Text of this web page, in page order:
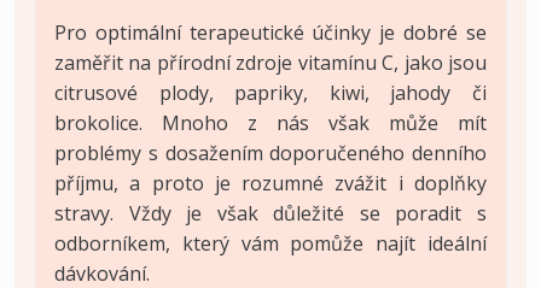
Pro optimální terapeutické účinky je dobré se
zaměřit na přírodní zdroje vitamínu C, jako jsou
citrusové plody, papriky, kiwi, jahody či
brokolice. Mnoho z nás však může mít
problémy s dosažením doporučeného denního
příjmu, a proto je rozumné zvážit i doplňky
stravy. Vždy je však důležité se poradit s
odborníkem, který vám pomůže najít ideální
dávkování.